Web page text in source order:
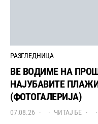
РАЗГЛЕДНИЦА
ВЕ ВОДИМЕ НА
НАЈУБАВИТЕ
(ФОТОГАЛЕРИЈА)
07.08.26 ЧИТАЈ БЕ